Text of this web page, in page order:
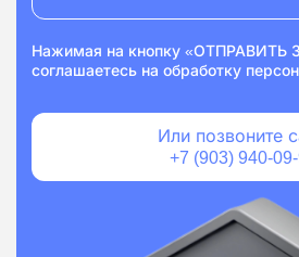
Нажимая на кнопку «ОТПРАВИТЬ
соглашаетесь на обработку
Или позвоните
+7 (903) 940-